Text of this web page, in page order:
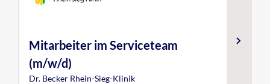
Mitarbeiter im Serviceteam
(m/w/d)
Dr. Becker Rhein-Sieg-Klinik